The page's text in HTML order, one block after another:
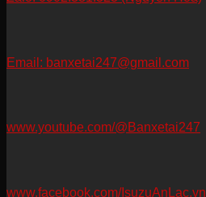
Email: banxetai247@gmail.com
www.youtube.com/@Banxetai247
www.facebook.com/IsuzuAnLac.vn